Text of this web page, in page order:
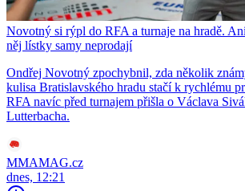
Novotný si rýpl do RFA a turnaje na hradě.
něj lístky samy neprodají
Ondřej Novotný zpochybnil, zda několik
kulisa Bratislavského hradu stačí k rychlému
RFA navíc před turnajem přišla o Václava
Lutterbacha.
MMAMAG.cz
dnes, 12:21